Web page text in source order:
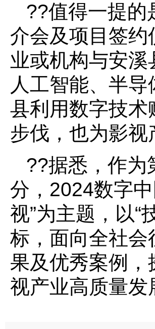
??值得一提的
介会及项目签
业或机构与安
人工智能、半
县利用数字技
步伐，也为影
??据悉，作为
分，2024数字
视”为主题，以“
标，面向全社
果及优秀案例
视产业高质量发